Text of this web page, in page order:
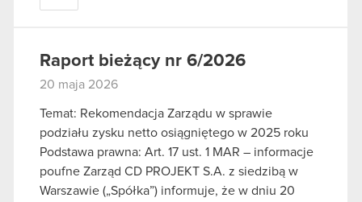
Raport bieżący nr 6/2026
20 maja 2026
Temat: Rekomendacja Zarządu w sprawie
podziału zysku netto osiągniętego w 2025 roku
Podstawa prawna: Art. 17 ust. 1 MAR – informacje
poufne Zarząd CD PROJEKT S.A. z siedzibą w
Warszawie („Spółka”) informuje, że w dniu 20